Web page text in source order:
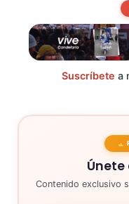
Suscríbete a
Únete
Contenido exclusivo